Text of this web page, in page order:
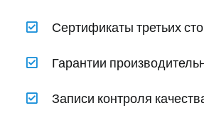
Сертификаты третьих
Гарантии
Записи контроля